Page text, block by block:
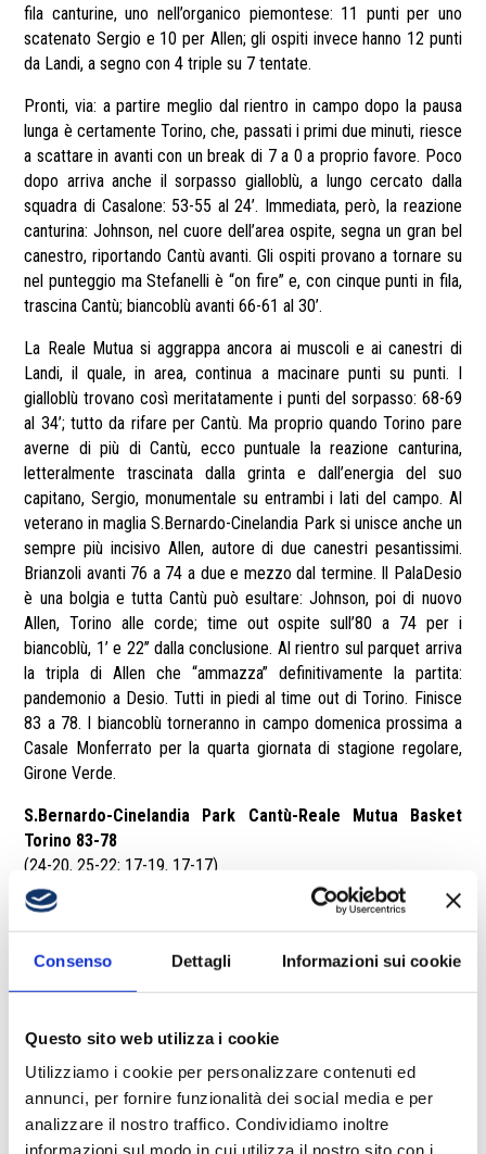
Consenso Dettagli Informazioni sui cookie
Questo sito web utilizza i cookie
Utilizziamo i cookie per personalizzare contenuti ed
annunci, per fornire funzionalità dei social media e per
analizzare il nostro traffico. Condividiamo inoltre
informazioni sul modo in cui utilizza il nostro sito con i
fila canturine, uno nell’organico piemontese: 11 punti per uno
scatenato Sergio e 10 per Allen; gli ospiti invece hanno 12 punti
da Landi, a segno con 4 triple su 7 tentate.
Pronti, via: a partire meglio dal rientro in campo dopo la pausa
lunga è certamente Torino, che, passati i primi due minuti, riesce
a scattare in avanti con un break di 7 a 0 a proprio favore. Poco
dopo arriva anche il sorpasso gialloblù, a lungo cercato dalla
squadra di Casalone: 53-55 al 24’. Immediata, però, la reazione
canturina: Johnson, nel cuore dell’area ospite, segna un gran bel
canestro, riportando Cantù avanti. Gli ospiti provano a tornare su
nel punteggio ma Stefanelli è “on fire” e, con cinque punti in fila,
trascina Cantù; biancoblù avanti 66-61 al 30’.
La Reale Mutua si aggrappa ancora ai muscoli e ai canestri di
Landi, il quale, in area, continua a macinare punti su punti. I
gialloblù trovano così meritatamente i punti del sorpasso: 68-69
al 34’; tutto da rifare per Cantù. Ma proprio quando Torino pare
averne di più di Cantù, ecco puntuale la reazione canturina,
letteralmente trascinata dalla grinta e dall’energia del suo
capitano, Sergio, monumentale su entrambi i lati del campo. Al
veterano in maglia S.Bernardo-Cinelandia Park si unisce anche un
sempre più incisivo Allen, autore di due canestri pesantissimi.
Brianzoli avanti 76 a 74 a due e mezzo dal termine. Il PalaDesio
è una bolgia e tutta Cantù può esultare: Johnson, poi di nuovo
Allen, Torino alle corde; time out ospite sull’80 a 74 per i
biancoblù, 1’ e 22’’ dalla conclusione. Al rientro sul parquet arriva
la tripla di Allen che “ammazza” definitivamente la partita:
pandemonio a Desio. Tutti in piedi al time out di Torino. Finisce
83 a 78. I biancoblù torneranno in campo domenica prossima a
Casale Monferrato per la quarta giornata di stagione regolare,
Girone Verde.
S.Bernardo-Cinelandia Park Cantù-Reale Mutua Basket
Torino 83-78
(24-20, 25-22; 17-19, 17-17)
Cantù
: Stefanelli 15, Sergio 13, Johnson 18, Nikolic, Brembilla
n.e., Da Ros 2, Bucarelli, Cusin 4, Bayehe 6, Allen 22, Severini 3,
Torino: Alibegovic 9, Pagani 10, Oboe, Landi 14, Pirani n.e.,
Toscano 7, De Vico 10, Scott 9, Davis 13, Zugno 6. All. Casalone